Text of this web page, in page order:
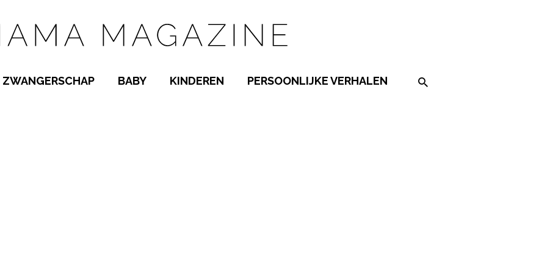
ZWANGERSCHAP BABY KINDEREN PERSOONLIJKE VERHALEN Search on the website